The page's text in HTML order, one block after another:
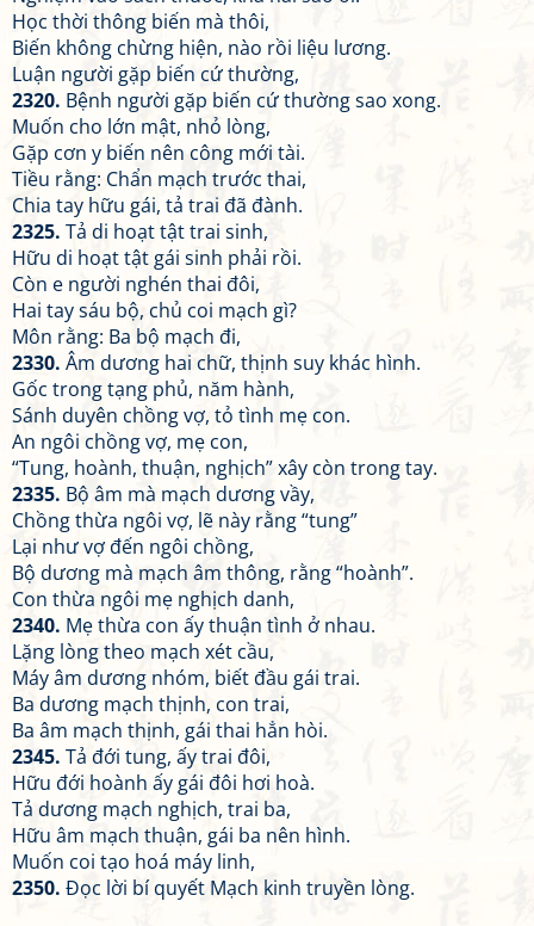
Học thời thông biến mà thôi,
Biến không chừng hiện, nào rồi liệu lương.
Luận người gặp biến cứ thường,
2320. Bệnh người gặp biến cứ thường sao xong.
Muốn cho lớn mật, nhỏ lòng,
Gặp cơn y biến nên công mới tài.
Tiều rằng: Chẩn mạch trước thai,
Chia tay hữu gái, tả trai đã đành.
2325. Tả di hoạt tật trai sinh,
Hữu di hoạt tật gái sinh phải rồi.
Còn e người nghén thai đôi,
Hai tay sáu bộ, chủ coi mạch gì?
Môn rằng: Ba bộ mạch đi,
2330. Âm dương hai chữ, thịnh suy khác hình.
Gốc trong tạng phủ, năm hành,
Sánh duyên chồng vợ, tỏ tình mẹ con.
An ngôi chồng vợ, mẹ con,
“Tung, hoành, thuận, nghịch” xây còn trong tay.
2335. Bộ âm mà mạch dương vầy,
Chồng thừa ngôi vợ, lẽ này rằng “tung”
Lại như vợ đến ngôi chồng,
Bộ dương mà mạch âm thông, rằng “hoành”.
Con thừa ngôi mẹ nghịch danh,
2340. Mẹ thừa con ấy thuận tình ở nhau.
Lặng lòng theo mạch xét cầu,
Máy âm dương nhóm, biết đầu gái trai.
Ba dương mạch thịnh, con trai,
Ba âm mạch thịnh, gái thai hẳn hòi.
2345. Tả đới tung, ấy trai đôi,
Hữu đới hoành ấy gái đôi hơi hoà.
Tả dương mạch nghịch, trai ba,
Hữu âm mạch thuận, gái ba nên hình.
Muốn coi tạo hoá máy linh,
2350. Đọc lời bí quyết Mạch kinh truyền lòng.